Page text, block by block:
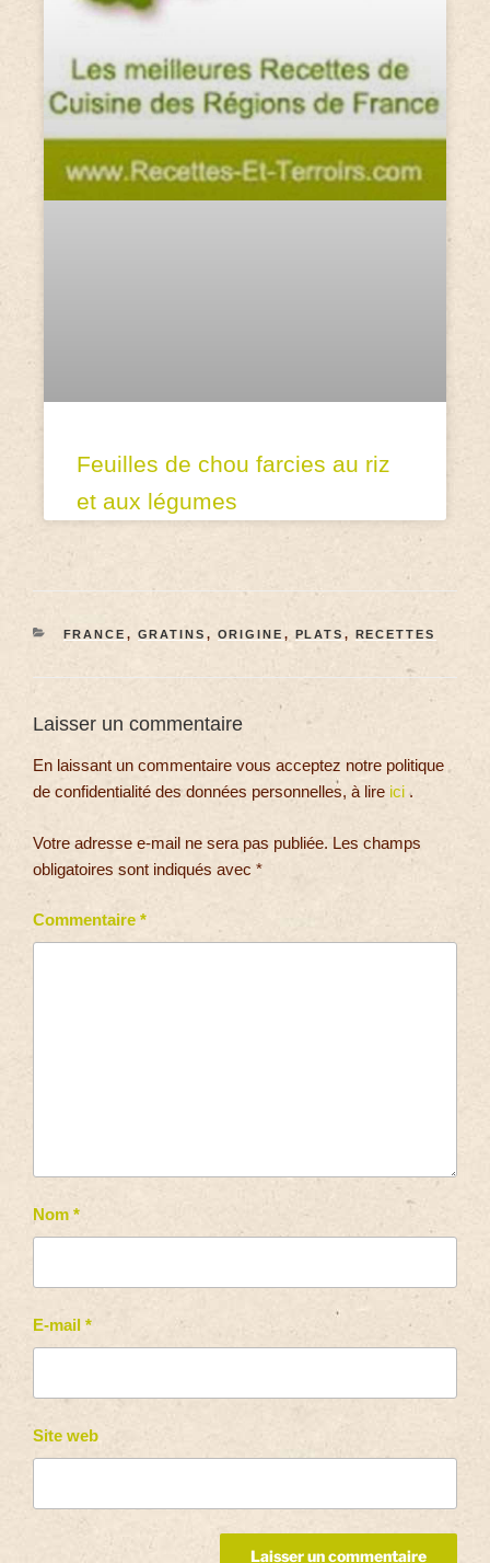
Feuilles de chou farcies au riz
et aux légumes
FRANCE , GRATINS , ORIGINE , PLATS , RECETTES
Laisser un commentaire
En laissant un commentaire vous acceptez notre politique
de confidentialité des données personnelles, à lire ici .
Votre adresse e-mail ne sera pas publiée. Les champs
obligatoires sont indiqués avec *
Commentaire *
Nom *
E-mail *
Site web